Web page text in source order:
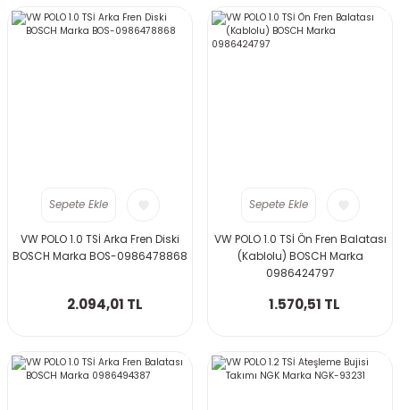
Sepete Ekle
VW POLO 1.0 TSİ Arka Fren Diski
BOSCH Marka BOS-0986478868
2.094,01 TL
Sepete Ekle
VW POLO 1.0 TSİ Ön Fren Balatası
(Kablolu) BOSCH Marka
0986424797
1.570,51 TL